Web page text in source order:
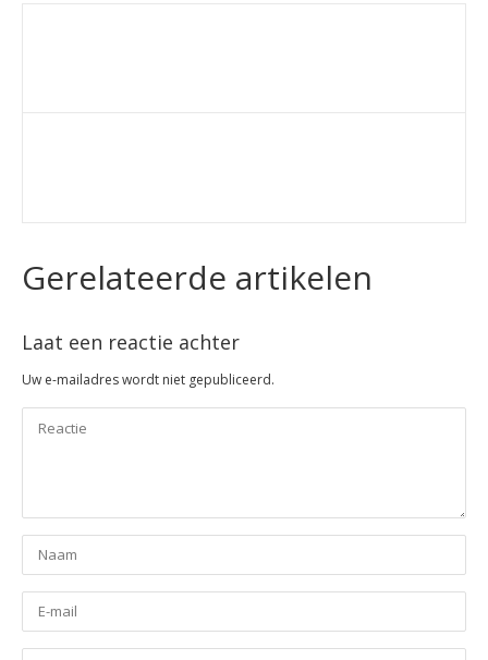
Gerelateerde artikelen
Laat een reactie achter
Uw e-mailadres wordt niet gepubliceerd.